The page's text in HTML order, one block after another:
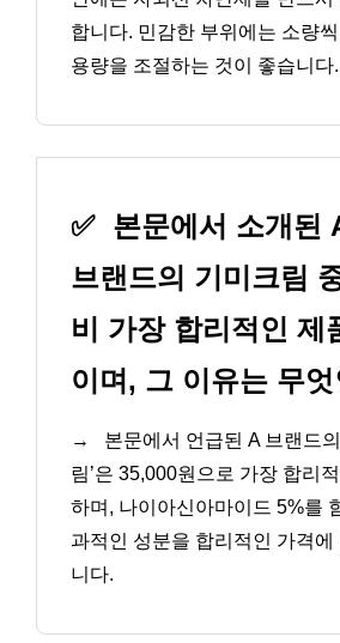
합니다. 민감한 부위에는 소량
용량을 조절하는 것이 좋습니다.
✅ 본문에서 소개된
브랜드의 기미크림
비 가장 합리적인 제
이며, 그 이유는 무
→
본문에서 언급된 A 브랜드
림’은 35,000원으로 가장 합리
하며, 나이아신아마이드 5%를
과적인 성분을 합리적인 가격에
니다.